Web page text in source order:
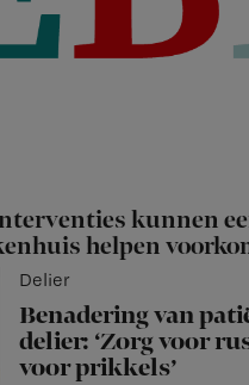
kunnen
helpen
Delier
Benadering van
delier: ‘Zorg voor
voor prikkels’